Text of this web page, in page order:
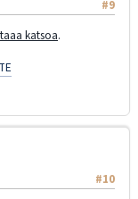
#9
katsoa.
#10